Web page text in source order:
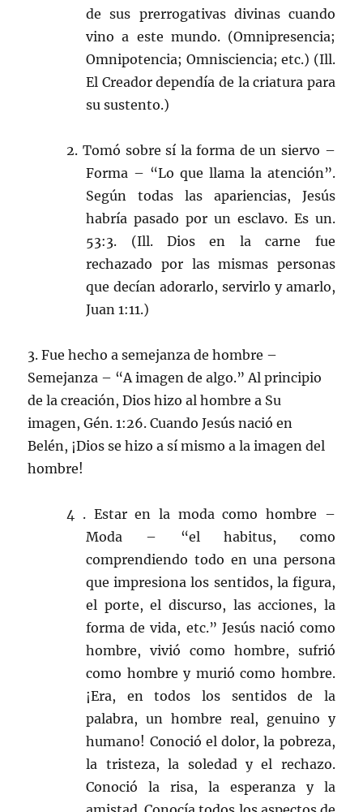
de sus prerrogativas divinas cuando
vino a este mundo. (Omnipresencia;
Omnipotencia; Omnisciencia; etc.) (Ill.
El Creador dependía de la criatura para
su sustento.)
2. Tomó sobre sí la forma de un siervo –
Forma – “Lo que llama la atención”.
Según todas las apariencias, Jesús
habría pasado por un esclavo. Es un.
53:3. (Ill. Dios en la carne fue
rechazado por las mismas personas
que decían adorarlo, servirlo y amarlo,
Juan 1:11.)
3. Fue hecho a semejanza de hombre –
Semejanza – “A imagen de algo.” Al principio
de la creación, Dios hizo al hombre a Su
imagen, Gén. 1:26. Cuando Jesús nació en
Belén, ¡Dios se hizo a sí mismo a la imagen del
hombre!
4 . Estar en la moda como hombre –
Moda – “el habitus, como
comprendiendo todo en una persona
que impresiona los sentidos, la figura,
el porte, el discurso, las acciones, la
forma de vida, etc.” Jesús nació como
hombre, vivió como hombre, sufrió
como hombre y murió como hombre.
¡Era, en todos los sentidos de la
palabra, un hombre real, genuino y
humano! Conoció el dolor, la pobreza,
la tristeza, la soledad y el rechazo.
Conoció la risa, la esperanza y la